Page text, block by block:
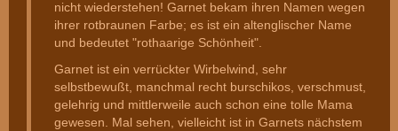
nicht wiederstehen! Garnet bekam ihren Namen wegen
ihrer rotbraunen Farbe; es ist ein altenglischer Name
und bedeutet "rothaarige Schönheit".
Garnet ist ein verrückter Wirbelwind, sehr
selbstbewußt, manchmal recht burschikos, verschmust,
gelehrig und mittlerweile auch schon eine tolle Mama
gewesen. Mal sehen, vielleicht ist in Garnets nächstem